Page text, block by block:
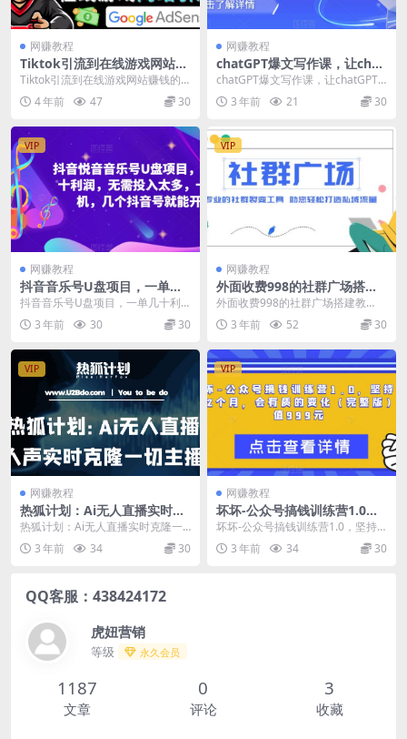
网赚教程
Tiktok引流到在线游戏网站赚
钱的方法，只需3个步骤，快
速开通一个赚钱的游戏类Tikt
ok账号
Tiktok引流到在线游戏网站赚钱的
方法，只需3个步骤，快速开通一个
赚钱的游戏类...
4 年前 47 30
网赚教程
chatGPT爆文写作课，让chat
GPT成为我们的自媒体写作的
chatGPT爆文写作课，让chatGPT
成为我们的自媒体写作的印钞机 手
写一篇...
3 年前 21 30
VIP
网赚教程
抖音音乐号U盘项目，一单几
十利润，无需投入太多，一台
手机，几个抖音号就能开始
抖音音乐号U盘项目，一单几十利
润，无需投入太多，一台手机，几
个抖音号就能开始 抖...
3 年前 30 30
VIP
网赚教程
外面收费998的社群广场搭建
教程，引流裂变自动化，助您
轻松打造私域流量【源码+教
程】
外面收费998的社群广场搭建教
程，引流裂变自动化，助您轻松打
造私域流量【源码+教...
3 年前 52 30
VIP
网赚教程
热狐计划：Ai无人直播实时克
隆一切主播·无人直播新时代
（包含所有使用到的软件）
热狐计划：Ai无人直播实时克隆一
切主播·无人直播新时代（包含所有
使用到的软件） ...
3 年前 34 30
VIP
网赚教程
坏坏-公众号搞钱训练营1.0，
坚持个1-2个月，会有质的变
化（完整版）价值999元
坏坏-公众号搞钱训练营1.0，坚持
个1-2个月，会有质的变化（完整
版）价值999...
3 年前 34 30
QQ客服：438424172
虎妞营销
等级 永久会员
1187
文章
0
评论
3
收藏